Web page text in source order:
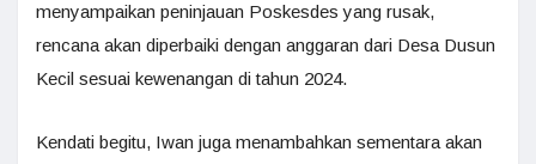
menyampaikan peninjauan Poskesdes yang rusak,
rencana akan diperbaiki dengan anggaran dari Desa Dusun
Kecil sesuai kewenangan di tahun 2024.
Kendati begitu, Iwan juga menambahkan sementara akan